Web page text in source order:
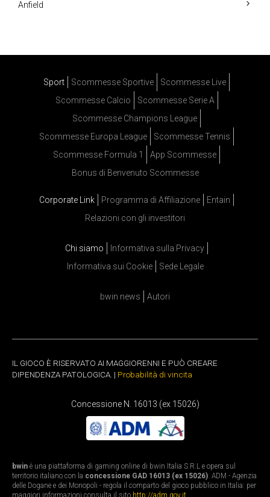
Anfield
Sport Scommesse Sportive
Scommesse Live
Scommesse Calcio
Scommesse Serie A
Scommesse Champions League
Scommesse Europa League
Scommesse Tennis
Scommesse Formula 1
App Scommesse
Bonus di Benvenuto Scommesse
Corporate Link Programma di Affiliazione
Entain
Relazioni con gli investitori
Chi siamo
Informativa sulla Privacy
Informativa sui Cookie
Sede Legale
bwin news Autori
IL GIOCO È RISERVATO AI MAGGIORENNI E PUÒ CREARE
DIPENDENZA PATOLOGICA. | Probabilità di vincita
Concessione N. 16013 (ex 15026)
bwin è una piattaforma di gaming online di bwin Italia S.R.L e opera sul
territorio italiano con la concessione GAD 16013 (ex 15026). ADM - Agenzia
delle Dogane e dei Monopoli - regola il comparto del gioco pubblico in Italia: per